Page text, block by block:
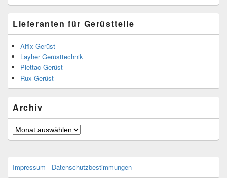
Lieferanten für Gerüstteile
Alfix Gerüst
Layher Gerüsttechnik
Plettac Gerüst
Rux Gerüst
Archiv
Archiv
Impressum - Datenschutzbestimmungen